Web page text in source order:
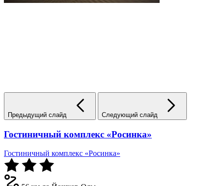
Предыдущий слайд Следующий слайд
Гостиничный комплекс «Росинка»
Гостиничный комплекс «Росинка»